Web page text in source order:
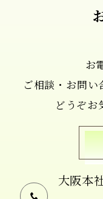
お
ご相談・お問い
どうぞお
大阪本